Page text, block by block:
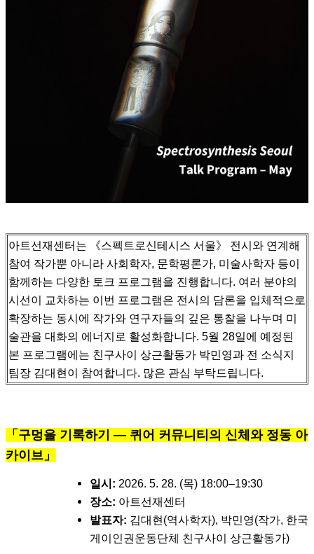
아트선재센터는 《스펙트로신테시스 서울》 전시와 연계해
참여 작가뿐 아니라 사회학자, 문학평론가, 미술사학자 등이
함께하는 다양한 토크 프로그램을 진행합니다. 여러 분야의
시선이 교차하는 이번 프로그램은 전시의 담론을 입체적으로
확장하는 동시에 작가와 연구자들의 깊은 통찰을 나누며 미
술관을 대화의 에너지로 활성화합니다. 5월 28일에 예정된
본 프로그램에는 친구사이 상근활동가 박민영과 전 소식지
팀장 김대현이 참여합니다. 많은 관심 부탁드립니다.
「구멍을 기록하기 — 퀴어 커뮤니티의 신체와 정동 아
카이브」
일시: 2026. 5. 28. (목) 18:00–19:30
장소: 아트선재센터
발표자: 김대현(역사학자), 박민영(작가, 한국
게이인권운동단체 친구사이 상근활동가)